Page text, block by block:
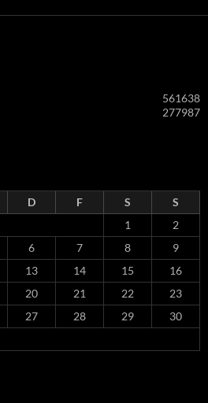
561638
277987
D F S
S
1
2
6 7 8
9
13 14 15
16
20 21 22
23
27 28 29
30